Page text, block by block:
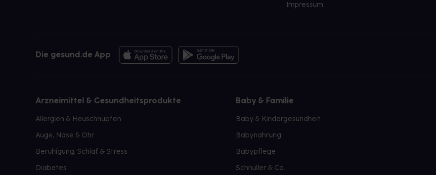
Impressum
Die gesund.de App
Arzneimittel & Gesundheitsprodukte
Allergien & Heuschnupfen
Auge, Nase & Ohr
Beruhigung, Schlaf & Stress
Diabetes
Baby & Familie
Baby & Kindergesundheit
Babynahrung
Babypflege
Schnuller & Co.